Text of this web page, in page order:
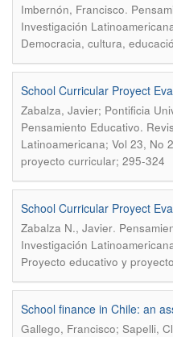
Imbernón, Francisco.
Investigación
Democracia, cultura,
School Curricular Proyect
Zabalza, Javier; Pontificia
Pensamiento Educativo.
Latinoamericana; Vol 23, No
proyecto curricular; 295-324
School Curricular Proyect
Zabalza N., Javier.
Investigación
Proyecto educativo y
School finance in Chile: an
Gallego, Francisco; Sapelli,